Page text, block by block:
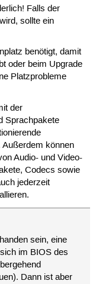
Falls der
sollte ein
benötigt, damit
oder beim Upgrade
Platzprobleme
der
Sprachpakete
Außerdem können
Audio- und Video-
Codecs sowie
jederzeit
sein, eine
im BIOS des
Dann ist aber